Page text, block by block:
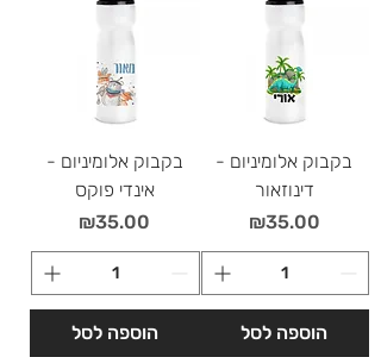
בקבוק אלומיניום -
דינוזאור
מחיר
₪35.00
הוספה לסל
בקבוק אלומיניום -
אינדי פוקס
מחיר
₪35.00
הוספה לסל